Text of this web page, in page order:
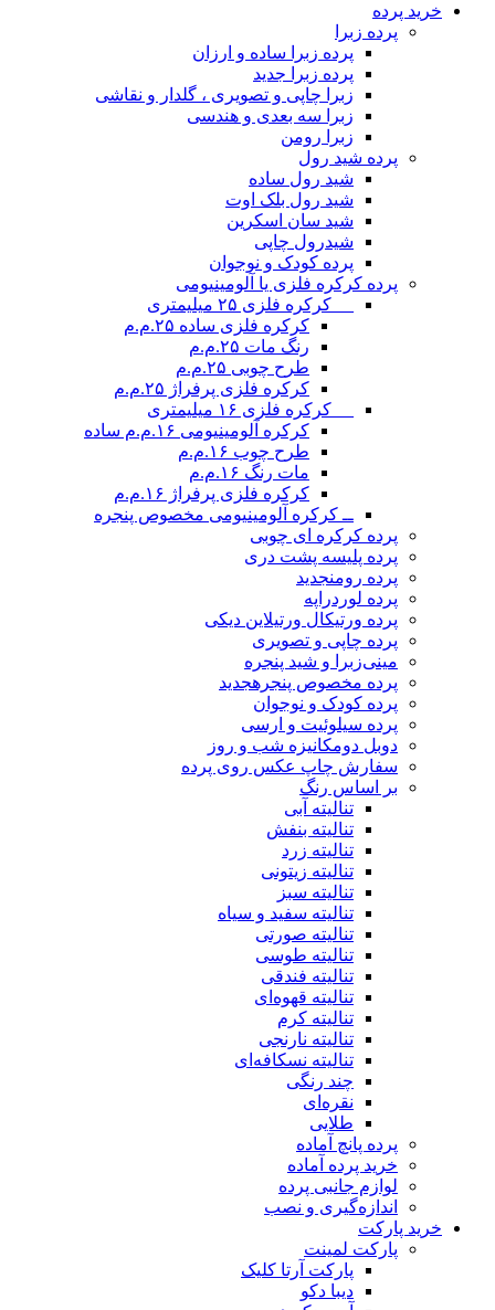
خرید پرده
پرده زبرا
پرده زبرا ساده و ارزان
پرده زبرا جدید
زبرا چاپی و تصویری ، گلدار و نقاشی
زبرا سه بعدی و هندسی
زبرا رومن
پرده شید رول
شید رول ساده
شید رول بلک اوت
شید سان اسکرین
شیدرول چاپی
پرده کودک و نوجوان
پرده کرکره فلزی یا آلومینیومی
__ کرکره فلزی ۲۵ میلیمتری
کرکره فلزی ساده ۲۵.م.م
رنگ مات ۲۵.م.م
طرح چوبی ۲۵.م.م
کرکره فلزی پرفراژ ۲۵.م.م
__ کرکره فلزی ۱۶ میلیمتری
کرکره آلومینیومی ۱۶.م.م ساده
طرح چوب ۱۶.م.م
مات رنگ ۱۶.م.م
کرکره فلزی پرفراژ ۱۶.م.م
ــ کرکره آلومینیومی مخصوص پنجره
پرده کرکره ای چوبی
پرده پلیسه پشت دری
پرده رومنجدید
پرده لوردراپه
پرده ورتیکال ورتیلاین دیکی
پرده چاپی و تصویری
مینی‌زبرا و شید پنجره
پرده مخصوص پنجرهجدید
پرده کودک و نوجوان
پرده سیلوئیت و ارسی
دوبل دومکانیزه شب و روز
سفارش چاپ عکس روی پرده
بر اساس رنگ
تنالیته آبی
تنالیته بنفش
تنالیته زرد
تنالیته زیتونی
تنالیته سبز
تنالیته سفید و سیاه
تنالیته صورتی
تنالیته طوسی
تنالیته فندقی
تنالیته قهوه‌ای
تنالیته کرم
تنالیته نارنجی
تنالیته نسکافه‌ای
چند رنگی
نقره‌ای
طلایی
پرده پانچ آماده
خرید پرده آماده
لوازم جانبی پرده
اندازه‌گیری و نصب
خرید پارکت
پارکت لمینت
پارکت آرتا کلیک
دیبا دکو